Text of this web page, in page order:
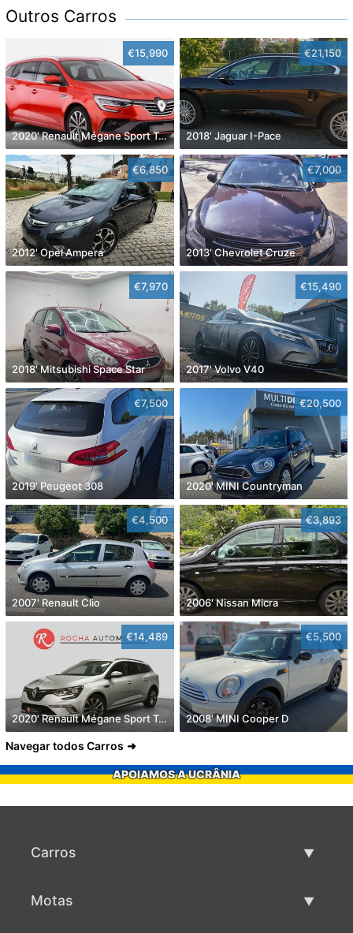
Outros Carros
€15,990
2020' Renault Mégane Sport Tourer
€21,150
2018' Jaguar I-Pace
€6,850
2012' Opel Ampera
€7,000
2013' Chevrolet Cruze
€7,970
2018' Mitsubishi Space Star
€15,490
2017' Volvo V40
€7,500
2019' Peugeot 308
€20,500
2020' MINI Countryman
€4,500
2007' Renault Clio
€3,893
2006' Nissan Micra
€14,489
2020' Renault Mégane Sport Tourer
€5,500
2008' MINI Cooper D
Navegar todos Carros
APOIAMOS A UCRÂNIA
Carros
Motas